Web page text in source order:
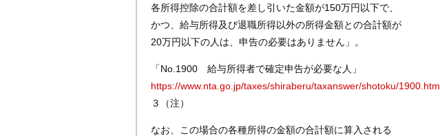
各所得控除の合計額を差し引いた金額が150万円以下で、
かつ、給与所得及び退職所得以外の所得金額との合計額が
20万円以下の人は、申告の必要はありません」。
「No.1900 給与所得者で確定申告が必要な人」
https://www.nta.go.jp/taxes/shiraberu/taxanswer/shotoku/1900.htm
３（注）
なお、この場合の各種所得の金額の合計額に算入される